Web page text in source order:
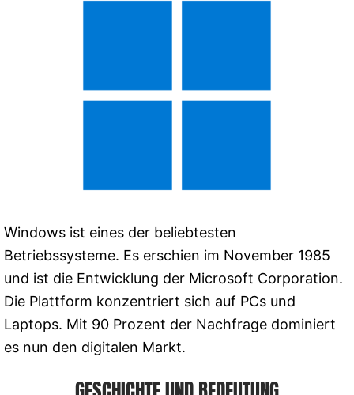
Windows ist eines der beliebtesten
Betriebssysteme. Es erschien im November 1985
und ist die Entwicklung der Microsoft Corporation.
Die Plattform konzentriert sich auf PCs und
Laptops. Mit 90 Prozent der Nachfrage dominiert
es nun den digitalen Markt.